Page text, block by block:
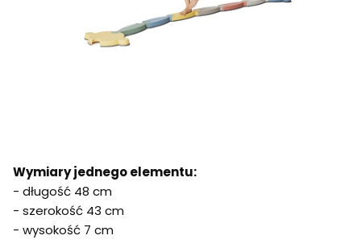
Wymiary jednego elementu:
- długość 48 cm
- szerokość 43 cm
- wysokość 7 cm